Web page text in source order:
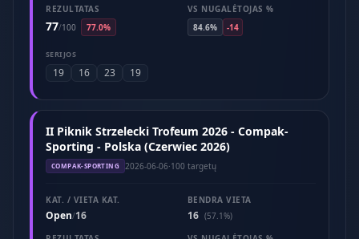
REZULTATAS
77/100 77.0%
VS NUGALĖTOJAS %
84.6%
-14
SERIJOS
19 16 23 19
II Piknik Strzelecki Trofeum 2026 - Compak-
Sporting - Polska (Czerwiec 2026)
COMPAK-SPORTING 2026-06-06·100 targetų
KAT. / VIETA KAT.
Open/16
BENDRA VIETA
16 (57.1%)